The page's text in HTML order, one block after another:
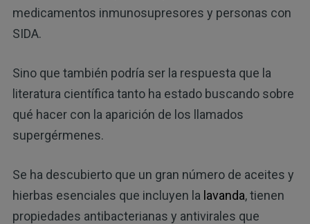
medicamentos inmunosupresores y personas con
SIDA.
Sino que también podría ser la respuesta que la
literatura científica tanto ha estado buscando sobre
qué hacer con la aparición de los llamados
supergérmenes.
Se ha descubierto que un gran número de aceites y
hierbas esenciales que incluyen la lavanda, tienen
propiedades antibacterianas y antivirales que